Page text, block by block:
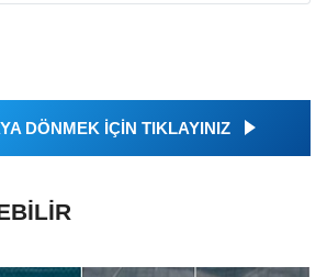
DÖNMEK İÇİN TIKLAYINIZ